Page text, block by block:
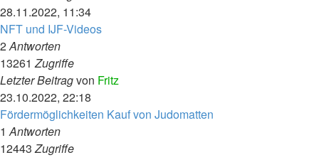
28.11.2022, 11:34
NFT und IJF-Videos
2Antworten
13261Zugriffe
Letzter Beitragvon Fritz
23.10.2022, 22:18
Fördermöglichkeiten Kauf von Judomatten
1Antworten
12443Zugriffe